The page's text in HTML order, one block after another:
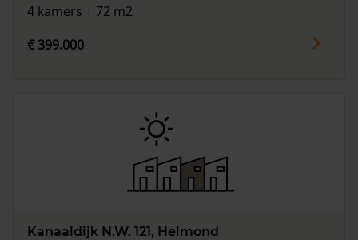
4 kamers | 72 m2
€ 399.000
Kanaaldijk N.W. 121, Helmond